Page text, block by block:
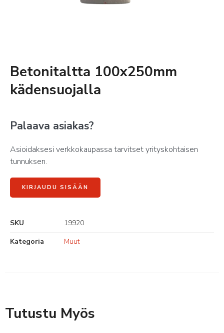
Betonitaltta 100x250mm
kädensuojalla
Palaava asiakas?
Asioidaksesi verkkokaupassa tarvitset yrityskohtaisen
tunnuksen.
KIRJAUDU SISÄÄN
SKU
19920
Kategoria
Muut
Tutustu Myös